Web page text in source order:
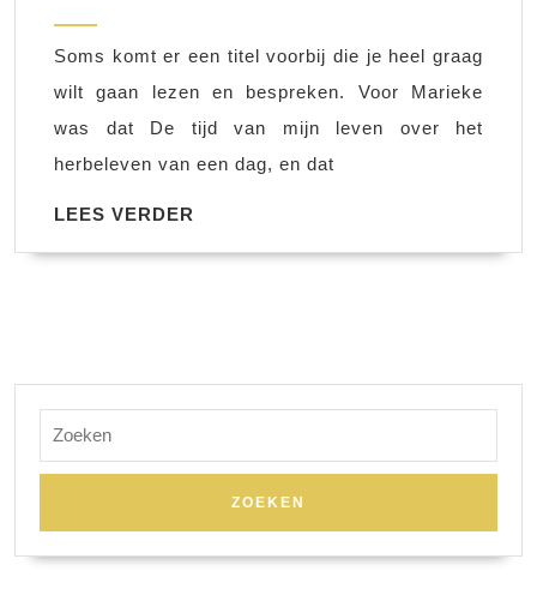
van
mijn
leven
–
Mullender
Soms komt er een titel voorbij die je heel graag
wilt gaan lezen en bespreken. Voor Marieke
was dat De tijd van mijn leven over het
herbeleven van een dag, en dat
LEES VERDER
naar: